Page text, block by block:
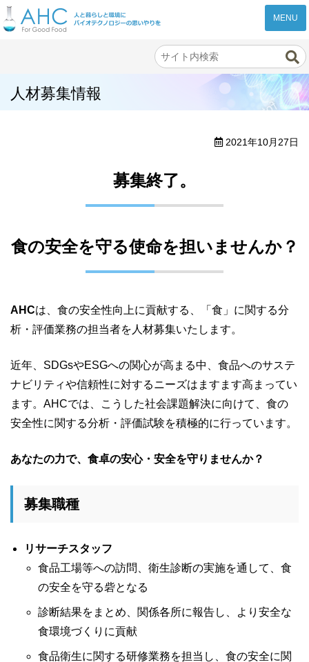
人材募集情報
2021年10月27日
募集終了。
食の安全を守る使命を担いませんか？
AHCは、食の安全性向上に貢献する、「食」に関する分
析・評価業務の担当者を人材募集いたします。
近年、SDGsやESGへの関心が高まる中、食品へのサステ
ナビリティや信頼性に対するニーズはますます高まってい
ます。AHCでは、こうした社会課題解決に向けて、食の
安全性に関する分析・評価試験を積極的に行っています。
あなたの力で、食卓の安心・安全を守りませんか？
募集職種
リサーチスタッフ
食品工場等への訪問、衛生診断の実施を通して、食
の安全を守る砦となる
診断結果をまとめ、関係各所に報告し、より安全な
食環境づくりに貢献
食品衛生に関する研修業務を担当し、食の安全に関